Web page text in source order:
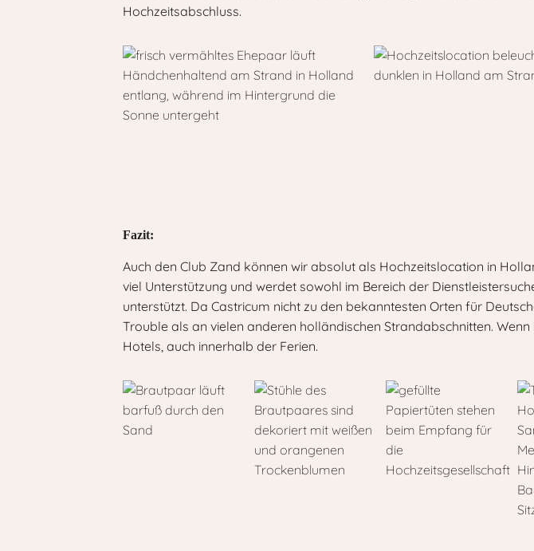
Hochzeitsabschluss.
Fazit:
Auch den Club Zand können wir absolut als Hochzeitslocation in
viel Unterstützung und werdet sowohl im Bereich der
unterstützt. Da Castricum nicht zu den bekanntesten Orten für
Trouble als an vielen anderen holländischen Strandabschnitten.
Hotels, auch innerhalb der Ferien.